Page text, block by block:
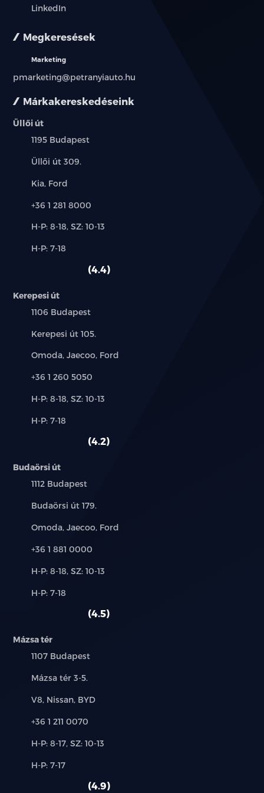
Márkakereskedéseink
Üllői út
Település:
1195 Budapest
Cím:
Üllői út 309.
Márkák:
Kia, Ford
Telefon:
+36 1 281 8000
Új-
használt
H-P: 8-18, SZ: 10-13
Alkatrész,
H-P: 7-18
4.4
Kerepesi út
Település:
1106 Budapest
Cím:
Kerepesi út 105.
Márkák:
Omoda, Jaecoo, Ford
Telefon:
+36 1 260 5050
Új-
használt
H-P: 8-18, SZ: 10-13
Alkatrész,
H-P: 7-18
4.2
Budaörsi út
Település:
1112 Budapest
Cím:
Budaörsi út 179.
Márkák:
Omoda, Jaecoo, Ford
Telefon:
+36 1 881 0000
Új-
használt
H-P: 8-18, SZ: 10-13
Alkatrész,
H-P: 7-18
4.5
Mázsa tér
Település:
1107 Budapest
Cím:
Mázsa tér 3-5.
Márkák:
V8, Nissan, BYD
Telefon:
+36 1 211 0070
Új-
használt
H-P: 8-17, SZ: 10-13
Alkatrész,
H-P: 7-17
4.9
LinkedIn
Megkeresések
Marketing
pmarketing@petranyiauto.hu